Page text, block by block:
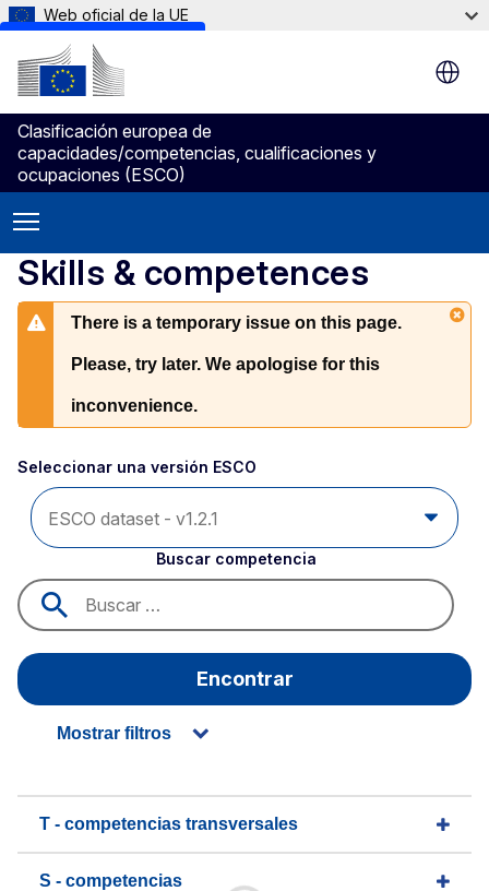
Skip to main content
Web oficial de la UE
Clasificación europea de
capacidades/competencias, cualificaciones y
ocupaciones (ESCO)
Skills & competences
There is a temporary issue on this page.
Please, try later. We apologise for this
inconvenience.
Seleccionar una versión ESCO
Buscar competencia
Encontrar
Mostrar filtros
T - competencias transversales
S - competencias